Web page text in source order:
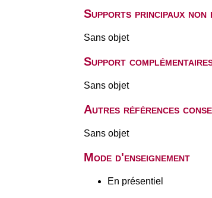
Supports principaux
Sans objet
Support
Sans objet
Autres références
Sans objet
Mode d'enseignement
En présentiel